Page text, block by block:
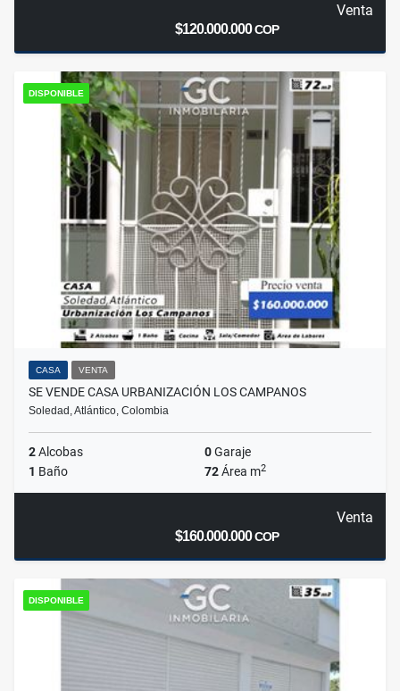
Venta
$120.000.000COP
DISPONIBLE
CASA VENTA
SE VENDE CASA URBANIZACIÓN LOS CAMPANOS
Soledad, Atlántico, Colombia
2Alcobas 0Garaje
1 Baño 72Área m2
Venta
$160.000.000COP
DISPONIBLE